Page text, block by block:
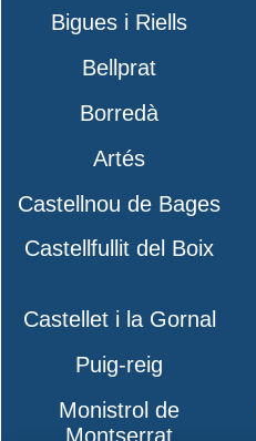
Bigues i Riells
Bellprat
Borredà
Artés
Castellnou de Bages
Castellfullit del Boix
Castellet i la Gornal
Puig-reig
Monistrol de
Montserrat